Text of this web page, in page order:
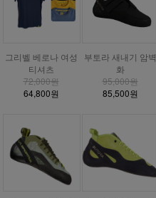
그리벨 베로나 여성
티셔츠
72,000원
64,800원
부토라 새내기 암벽
화
95,000원
85,500원